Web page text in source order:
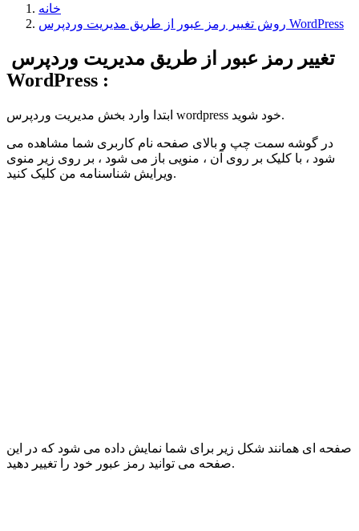
خانه
روش تغییر رمز عبور از طریق مدیریت وردپرس WordPress
WordPress :
ابتدا وارد بخش مدیریت وردپرس wordpress خود شوید.
در گوشه سمت چپ و بالای صفحه نام کاربری شما مشاهده می
شود ، با کلیک بر روی آن ، منویی باز می شود ، بر روی زیر منوی
ویرایش شناسنامه من کلیک کنید.
صفحه ای همانند شکل زیر برای شما نمایش داده می شود که در این
صفحه می توانید رمز عبور خود را تغییر دهید.